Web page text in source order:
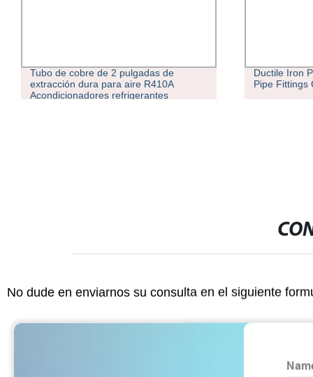
Ductile Iron Pipe and Fittings Couplings
Pipe Fittings Copper Pipe Fitting
Liange
7050 7075
No dude en enviarnos su consulta en el siguiente